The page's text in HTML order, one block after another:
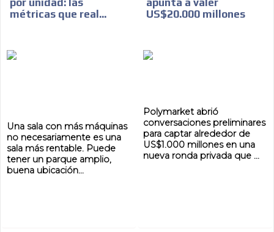
por unidad: las
métricas que real...
Una sala con más máquinas
no necesariamente es una
sala más rentable. Puede
tener un parque amplio,
buena ubicación...
apunta a valer
US$20.000 millones
Polymarket abrió
conversaciones preliminares
para captar alrededor de
US$1.000 millones en una
nueva ronda privada que ...